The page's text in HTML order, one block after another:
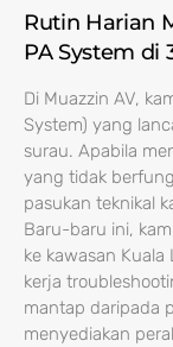
Rutin Harian
PA System di
Di Muazzin AV,
System) yang
surau. Apabila
yang tidak
pasukan teknikal
Baru-baru ini,
ke kawasan
kerja
mantap daripada
menyediakan